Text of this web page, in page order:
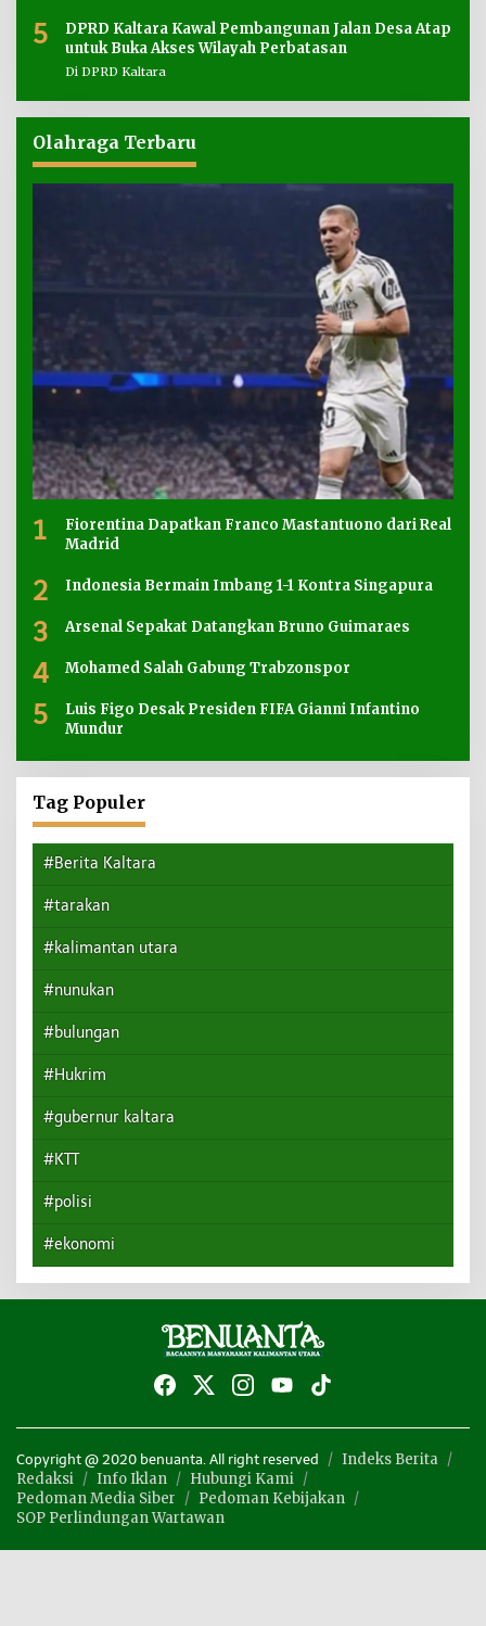
5
DPRD Kaltara Kawal Pembangunan Jalan Desa Atap
untuk Buka Akses Wilayah Perbatasan
Di DPRD Kaltara
Olahraga Terbaru
1
Fiorentina Dapatkan Franco Mastantuono dari Real
Madrid
2 Indonesia Bermain Imbang 1-1 Kontra Singapura
3 Arsenal Sepakat Datangkan Bruno Guimaraes
4 Mohamed Salah Gabung Trabzonspor
5
Luis Figo Desak Presiden FIFA Gianni Infantino
Mundur
Tag Populer
#Berita Kaltara
#tarakan
#kalimantan utara
#nunukan
#bulungan
#Hukrim
#gubernur kaltara
#KTT
#polisi
#ekonomi
Copyright @ 2020 benuanta. All right reserved
Indeks Berita
Redaksi
Info Iklan
Hubungi Kami
Pedoman Media Siber
Pedoman Kebijakan
SOP Perlindungan Wartawan